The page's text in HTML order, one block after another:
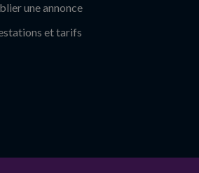
une annonce
et tarifs